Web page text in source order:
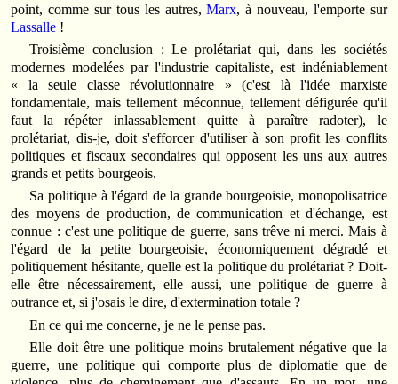
point, comme sur tous les autres,Marx, à nouveau, l'emporte sur
Lassalle !
Troisième conclusion : Le prolétariat qui, dans les sociétés
modernes modelées par l'industrie capitaliste, est indéniablement
« la seule classe révolutionnaire » (c'est là l'idée marxiste
fondamentale, mais tellement méconnue, tellement défigurée qu'il
faut la répéter inlassablement quitte à paraître radoter), le
prolétariat, dis-je, doit s'efforcer d'utiliser à son profit les conflits
politiques et fiscaux secondaires qui opposent les uns aux autres
grands et petits bourgeois.
Sa politique à l'égard de la grande bourgeoisie, monopolisatrice
des moyens de production, de communication et d'échange, est
connue : c'est une politique de guerre, sans trêve ni merci. Mais à
l'égard de la petite bourgeoisie, économiquement dégradé et
politiquement hésitante, quelle est la politique du prolétariat ? Doit-
elle être nécessairement, elle aussi, une politique de guerre à
outrance et, si j'osais le dire, d'extermination totale ?
En ce qui me concerne, je ne le pense pas.
Elle doit être une politique moins brutalement négative que la
guerre, une politique qui comporte plus de diplomatie que de